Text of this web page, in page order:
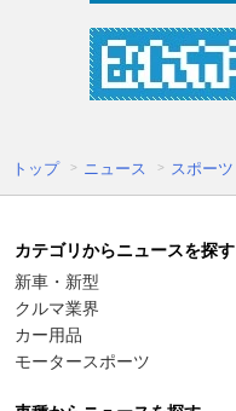
トップ ニュース スポーツ
カテゴリからニュースを探す
新車・新型
クルマ業界
カー用品
モータースポーツ